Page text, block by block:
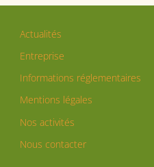
Actualités
Entreprise
Informations réglementaires
Mentions légales
Nos activités
Nous contacter